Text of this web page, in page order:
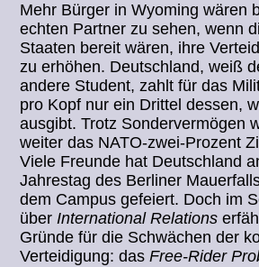
Mehr Bürger in Wyoming wären
echten Partner zu sehen, wenn
Staaten bereit wären, ihre
zu erhöhen. Deutschland, weiß
andere Student, zahlt für das
pro Kopf nur ein Drittel dessen,
ausgibt. Trotz Sondervermögen
weiter das NATO-zwei-Prozent
Viele Freunde hat Deutschland
Jahrestag des Berliner
dem Campus gefeiert. Doch im
überInternational Relations
Gründe für die Schwächen der
Verteidigung: dasFree-Rider